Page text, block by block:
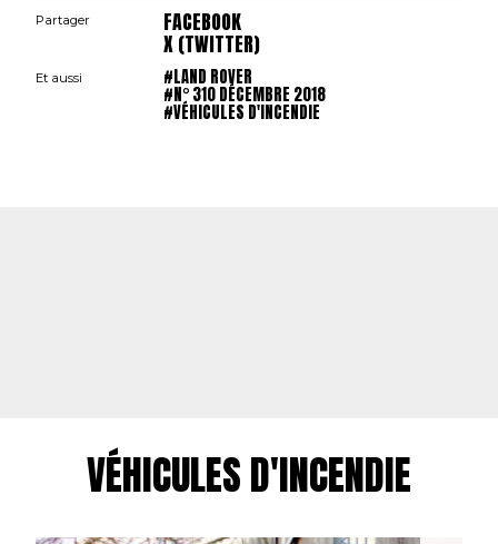
Partager FACEBOOK
X (TWITTER)
Et aussi #LAND ROVER
#N° 310 DÉCEMBRE 2018
#VÉHICULES D'INCENDIE
VÉHICULES D'INCENDIE